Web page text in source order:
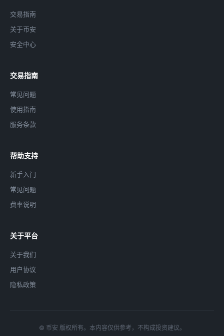
交易指南
关于币安
安全中心
交易指南
常见问题
使用指南
服务条款
帮助支持
新手入门
常见问题
费率说明
关于平台
关于我们
用户协议
隐私政策
© 币安 版权所有。本内容仅供参考，不构成投资建议。